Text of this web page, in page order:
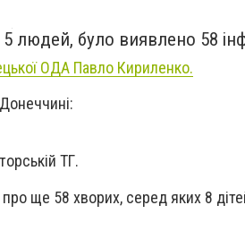
людей, було виявлено 58
ОДА Павло Кириленко.
ТГ.
ще 58 хворих, серед яких 8